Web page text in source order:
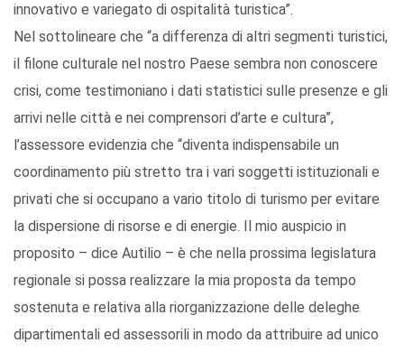
innovativo e variegato di ospitalità turistica”.
Nel sottolineare che “a differenza di altri segmenti turistici,
il filone culturale nel nostro Paese sembra non conoscere
crisi, come testimoniano i dati statistici sulle presenze e gli
arrivi nelle città e nei comprensori d’arte e cultura”,
l’assessore evidenzia che “diventa indispensabile un
coordinamento più stretto tra i vari soggetti istituzionali e
privati che si occupano a vario titolo di turismo per evitare
la dispersione di risorse e di energie. Il mio auspicio in
proposito – dice Autilio – è che nella prossima legislatura
regionale si possa realizzare la mia proposta da tempo
sostenuta e relativa alla riorganizzazione delle deleghe
dipartimentali ed assessorili in modo da attribuire ad unico